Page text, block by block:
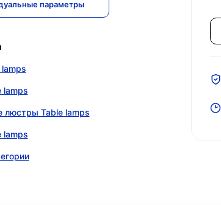
параметры
lamps
люстры Table lamps
lamps
люстры в категории